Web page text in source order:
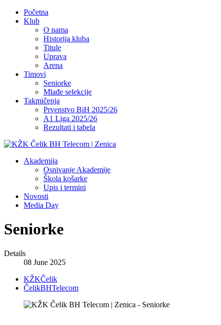
Početna
Klub
O nama
Historija kluba
Titule
Uprava
Arena
Timovi
Seniorke
Mlađe selekcije
Takmičenja
Prvenstvo BiH 2025/26
A1 Liga 2025/26
Rezultati i tabela
Akademija
Osnivanje Akademije
Škola košarke
Upis i termini
Novosti
Media Day
Seniorke
Details
08 June 2025
KŽKČelik
ČelikBHTelecom